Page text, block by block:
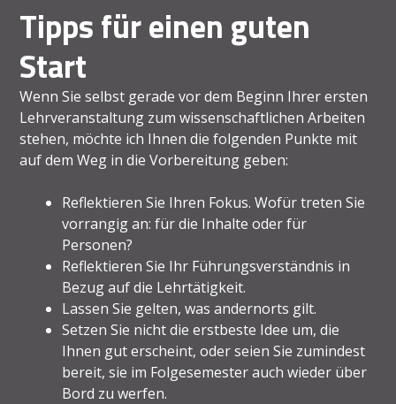
Tipps für einen guten
Start
Wenn Sie selbst gerade vor dem Beginn Ihrer ersten
Lehrveranstaltung zum wissenschaftlichen Arbeiten
stehen, möchte ich Ihnen die folgenden Punkte mit
auf dem Weg in die Vorbereitung geben:
Reflektieren Sie Ihren Fokus. Wofür treten Sie
vorrangig an: für die Inhalte oder für
Personen?
Reflektieren Sie Ihr Führungsverständnis in
Bezug auf die Lehrtätigkeit.
Lassen Sie gelten, was andernorts gilt.
Setzen Sie nicht die erstbeste Idee um, die
Ihnen gut erscheint, oder seien Sie zumindest
bereit, sie im Folgesemester auch wieder über
Bord zu werfen.